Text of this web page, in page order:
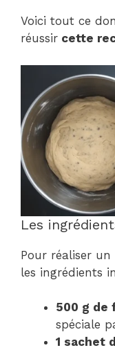
Voici tout ce
réussir cette
Les
Pour réaliser un
les ingrédients
500 g de
spéciale
1 sachet